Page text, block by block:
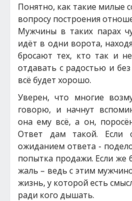
Понятно, как такие милые
вопросу построения
Мужчины в таких парах
идёт в одни ворота,
бросают тех, кто так и
отдавать с радостью и
всё будет хорошо.
Уверен, что многие
говорю, и начнут
она ему всё, а он,
Ответ дам такой. Если
ожиданием ответа -
попытка продажи. Если же
жаль – ведь с этим
жизнь, у которой есть
ради кого дышать.